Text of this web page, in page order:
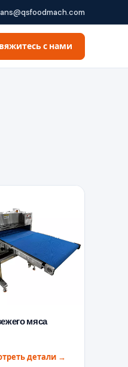
с нами
мяса
детали →